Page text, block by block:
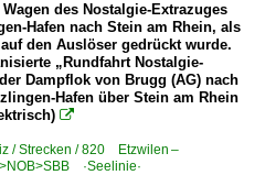
des Nostalgie-Extrazuges
Hafen nach Stein am Rhein, als
den Auslöser gedrückt wurde.
„Rundfahrt Nostalgie-
Dampflok von Brugg (AG) nach
Hafen über Stein am Rhein

/ Strecken / 820 Etzwilen –
·Seelinie·